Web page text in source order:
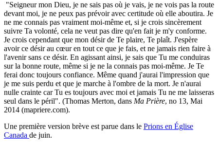
"Seigneur mon Dieu, je ne sais pas où je vais, je ne vois pas la route
devant moi, je ne peux pas prévoir avec certitude où elle aboutira. Je
ne me connais pas vraiment moi-même et, si je crois sincèrement
suivre Ta volonté, cela ne veut pas dire qu'en fait je m'y conforme.
Je crois cependant que mon désir de Te plaire, Te plaît. J'espère
avoir ce désir au cœur en tout ce que je fais, et ne jamais rien faire à
l'avenir sans ce désir. En agissant ainsi, je sais que Tu me conduiras
sur la bonne route, même si je ne la connais pas moi-même. Je Te
ferai donc toujours confiance. Même quand j'aurai l'impression que
je me suis perdu et que je marche à l'ombre de la mort. Je n'aurai
nulle crainte car Tu es toujours avec moi et jamais Tu ne me laisseras
seul dans le péril". (Thomas Merton, dans Ma Prière, no 13, Mai
2014 (mapriere.com).
Une première version brève est parue dans le Prions en Église
Canada de juin.